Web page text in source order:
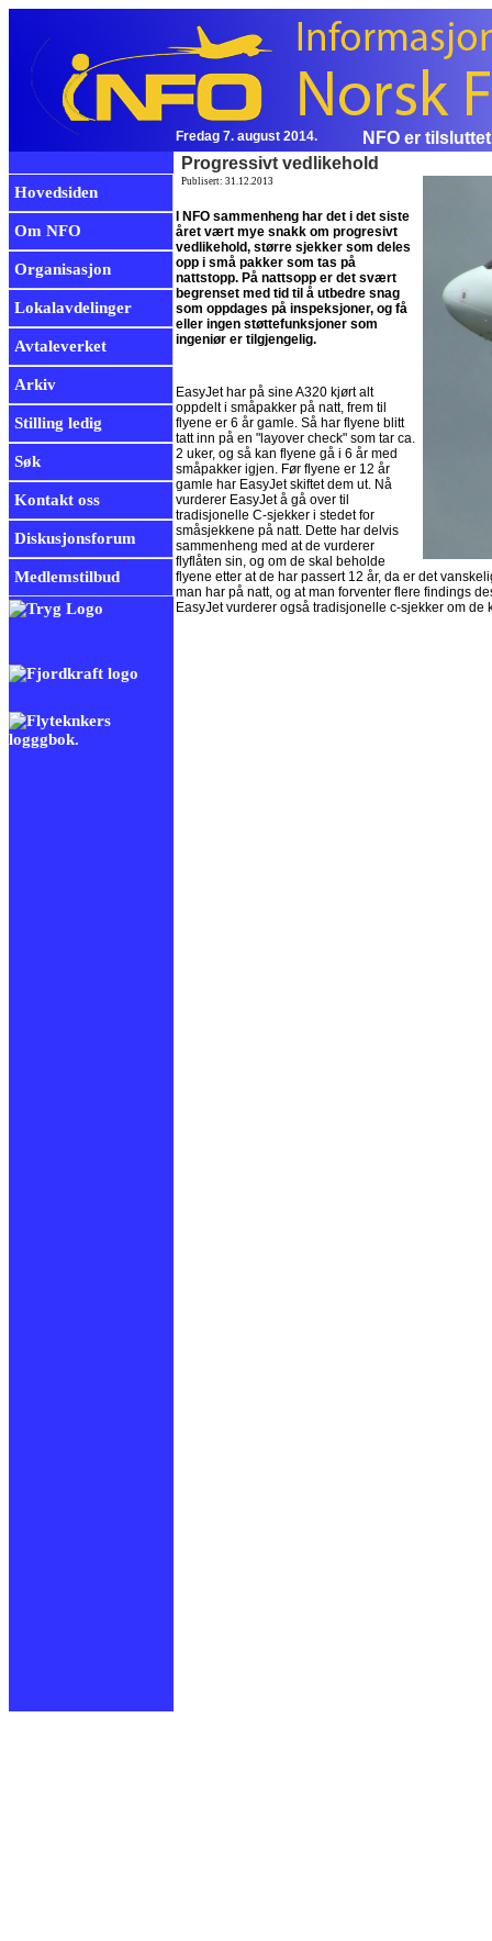
Fredag 7. august 2014. NFO er
Hovedsiden
Om NFO
Organisasjon
Lokalavdelinger
Avtaleverket
Arkiv
Stilling ledig
Søk
Kontakt oss
Diskusjonsforum
Medlemstilbud
Progressivt vedlikehold
Publisert: 31.12.2013
I NFO sammenheng har det i det siste
året vært mye snakk om progresivt
vedlikehold, større sjekker som deles
opp i små pakker som tas på
nattstopp. På nattsopp er det svært
begrenset med tid til å utbedre snag
som oppdages på inspeksjoner, og få
eller ingen støttefunksjoner som
ingeniør er tilgjengelig.
EasyJet har på sine A320 kjørt alt
oppdelt i småpakker på natt, frem til
flyene er 6 år gamle. Så har flyene blitt
tatt inn på en "layover check" som tar ca.
2 uker, og så kan flyene gå i 6 år med
småpakker igjen. Før flyene er 12 år
gamle har EasyJet skiftet dem ut. Nå
vurderer EasyJet å gå over til
tradisjonelle C-sjekker i stedet for
småsjekkene på natt. Dette har delvis
sammenheng med at de vurderer
flyflåten sin, og om de skal beholde
flyene etter at de har passert 12 år, da er det
man har på natt, og at man forventer flere findings
EasyJet vurderer også tradisjonelle c-sjekker om de